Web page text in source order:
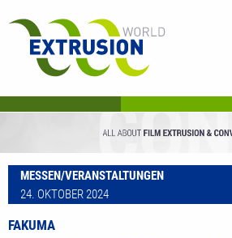
MESSEN/VERANSTALTUNGEN
24. OKTOBER 2024
FAKUMA